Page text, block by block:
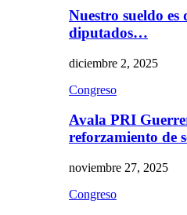
Nuestro sueldo es
diputados…
diciembre 2, 2025
Congreso
Avala PRI
reforzamiento de
noviembre 27, 2025
Congreso